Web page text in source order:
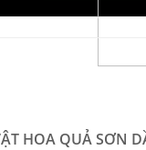
HOA QUẢ SƠN